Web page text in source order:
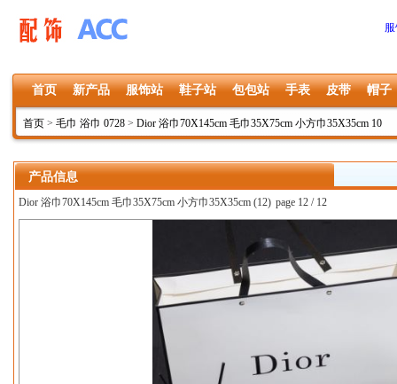
首页 新产品 服饰站 鞋子站 包包站 手表 皮带 帽子
首页 > 毛巾 浴巾 0728 > Dior 浴巾70X145cm 毛巾35X75cm 小方巾35X35cm 10
产品信息
Dior 浴巾70X145cm 毛巾35X75cm 小方巾35X35cm (12) page 12 / 12